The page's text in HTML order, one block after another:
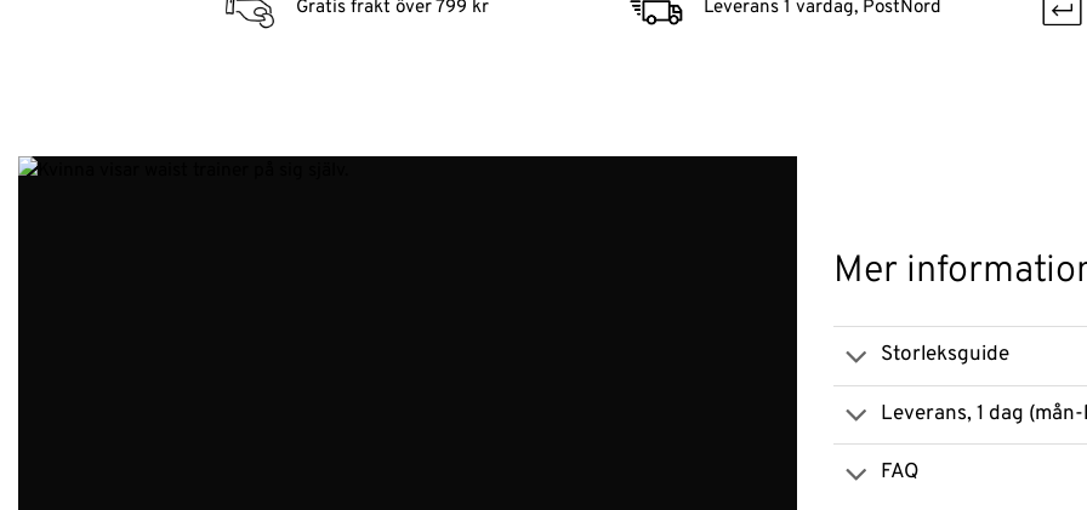
Gratis frakt över 799 kr Leverans 1 vardag, PostNord
Mer
Storleksguide
Leverans, 1 dag
FAQ